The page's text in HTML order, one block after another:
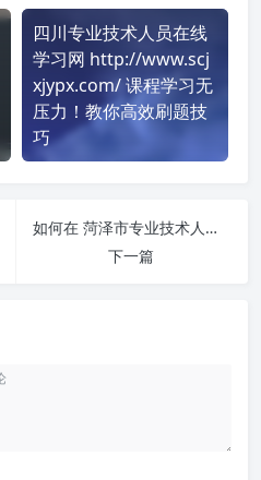
四川专业技术人员在线
学习网 http://www.scj
xjypx.com/ 课程学习无
压力！教你高效刷题技
巧
如何在 菏泽市专业技术人员继续培训平台-公需课 http://hz.zhuanjipx.com/ 平台快速完成学习任务？
下一篇